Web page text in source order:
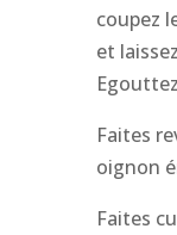
coupez
et
Faites
oignon
Faites